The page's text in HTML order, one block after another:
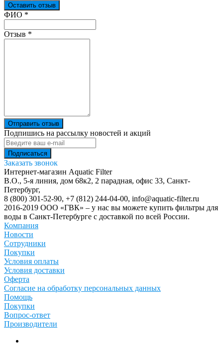
Оставить отзыв
Ваш отзыв был отправлен!
ФИО *
Отзыв *
Отправить отзыв
Подпишись на рассылку новостей и акций
Заказать звонок
Интернет-магазин Aquatic Filter
В.О., 5-я линия, дом 68к2, 2 парадная, офис 33, Санкт-
Петербург,
8 (800) 301-52-90, +7 (812) 244-04-00, info@aquatic-filter.ru
2016-2019 ООО «ГВК» – у нас вы можете купить фильтры для
воды в Санкт-Петербурге с доставкой по всей России.
Компания
Новости
Сотрудники
Покупки
Условия оплаты
Условия доставки
Оферта
Согласие на обработку персональных данных
Помощь
Покупки
Вопрос-ответ
Производители